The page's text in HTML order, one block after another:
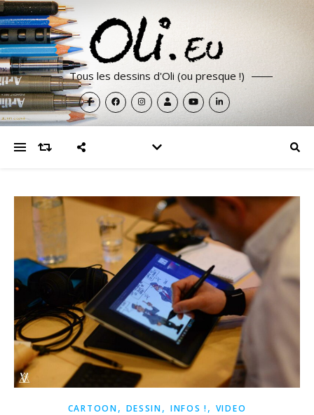
Tous les dessins d'Oli (ou presque !)
CARTOON, DESSIN, INFOS !, VIDEO